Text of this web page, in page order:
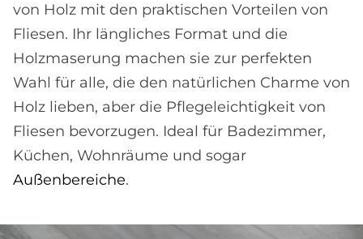
von Holz mit den praktischen Vorteilen von
Fliesen. Ihr längliches Format und die
Holzmaserung machen sie zur perfekten
Wahl für alle, die den natürlichen Charme von
Holz lieben, aber die Pflegeleichtigkeit von
Fliesen bevorzugen. Ideal für Badezimmer,
Küchen, Wohnräume und sogar
Außenbereiche.